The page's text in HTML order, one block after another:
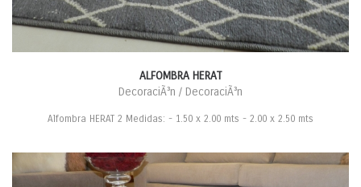
ALFOMBRA HERAT
DecoraciÃ³n / DecoraciÃ³n
Alfombra HERAT 2 Medidas: - 1.50 x 2.00 mts - 2.00 x 2.50 mts